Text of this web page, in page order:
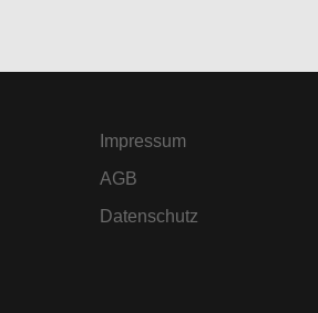
Impressum
AGB
Datenschutz